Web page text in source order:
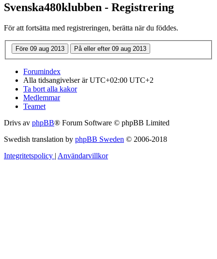
Svenska480klubben - Registrering
För att fortsätta med registreringen, berätta när du föddes.
Forumindex
Alla tidsangivelser är UTC+02:00 UTC+2
Ta bort alla kakor
Medlemmar
Teamet
Drivs av phpBB® Forum Software © phpBB Limited
Swedish translation by phpBB Sweden © 2006-2018
Integritetspolicy | Användarvillkor